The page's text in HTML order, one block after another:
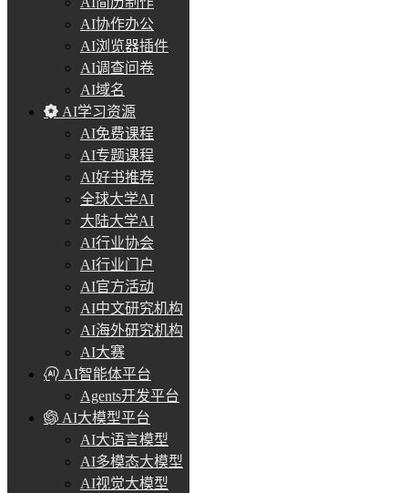
AI协作办公
AI浏览器插件
AI调查问卷
AI域名
AI学习资源
AI免费课程
AI专题课程
AI好书推荐
全球大学AI
大陆大学AI
AI行业协会
AI行业门户
AI官方活动
AI中文研究机构
AI海外研究机构
AI大赛
AI智能体平台
Agents开发平台
AI大模型平台
AI大语言模型
AI多模态大模型
AI视觉大模型